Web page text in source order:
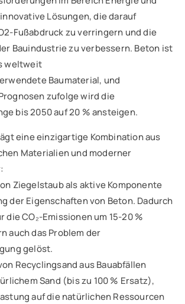
Lösungen, die darauf
Fußabdruck zu verringern und die
Bauindustrie zu verbessern. Beton ist
weltweit
Baumaterial, und
zufolge wird die
bis 2050 auf 20 % ansteigen.
eine einzigartige Kombination aus
Materialien und moderner
Ziegelstaub als aktive Komponente
der Eigenschaften von Beton. Dadurch
die CO₂-Emissionen um 15-20 %
auch das Problem der
gelöst.
Recyclingsand aus Bauabfällen
Sand (bis zu 100 % Ersatz),
auf die natürlichen Ressourcen